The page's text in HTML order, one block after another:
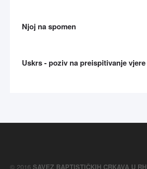
Njoj na spomen
Uskrs - poziv na preispitivanje vjere
© 2016 SAVEZ BAPTISTIČKIH CRKAVA U RH